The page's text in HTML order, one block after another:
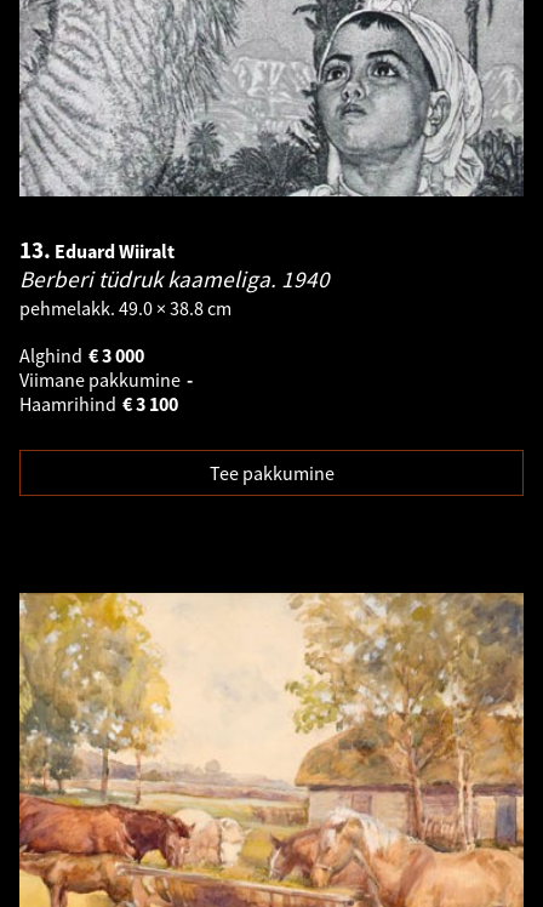
13. Eduard Wiiralt
Berberi tüdruk kaameliga. 1940
pehmelakk. 49.0 × 38.8 cm
Alghind
3 000
€
Viimane pakkumine -
Haamrihind
3 100
€
Tee pakkumine